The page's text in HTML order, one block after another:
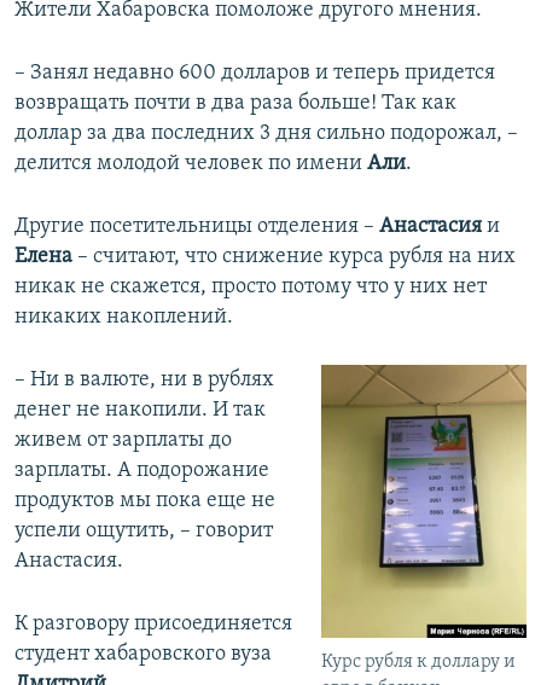
Жители Хабаровска помоложе другого мнения.
– Занял недавно 600 долларов и теперь придется
возвращать почти в два раза больше! Так как
доллар за два последних 3 дня сильно подорожал, –
делится молодой человек по имени Али.
Другие посетительницы отделения – Анастасия и
Елена – считают, что снижение курса рубля на них
никак не скажется, просто потому что у них нет
никаких накоплений.
Курс рубля к доллару и
– Ни в валюте, ни в рублях
денег не накопили. И так
живем от зарплаты до
зарплаты. А подорожание
продуктов мы пока еще не
успели ощутить, – говорит
Анастасия.
К разговору присоединяется
студент хабаровского вуза